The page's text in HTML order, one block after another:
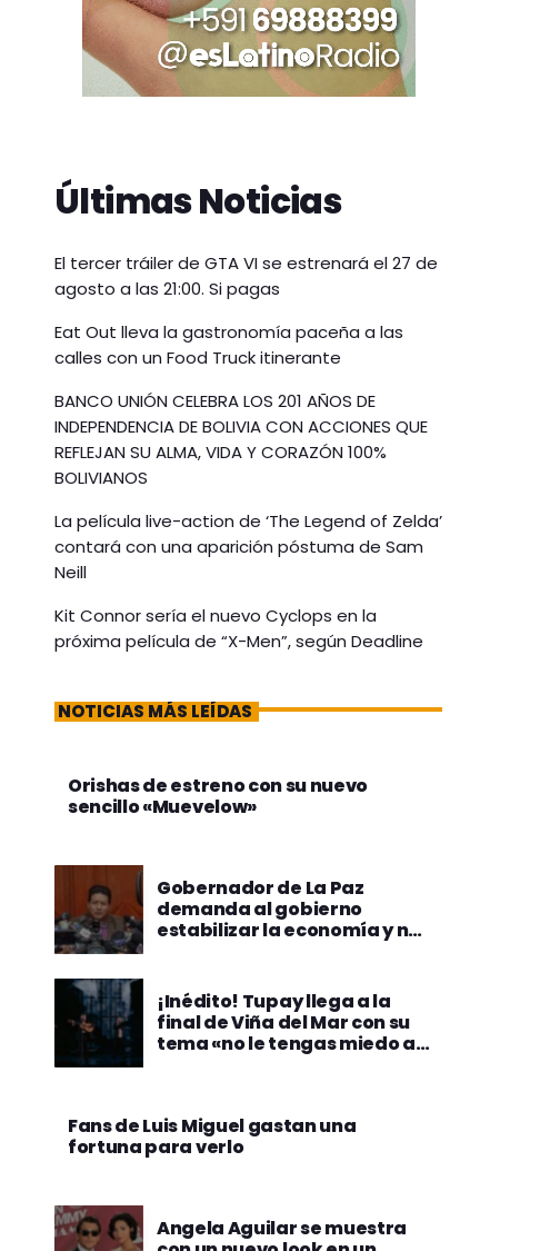
Últimas Noticias
El tercer tráiler de GTA VI se estrenará el 27 de
agosto a las 21:00. Si pagas
Eat Out lleva la gastronomía paceña a las
calles con un Food Truck itinerante
BANCO UNIÓN CELEBRA LOS 201 AÑOS DE
INDEPENDENCIA DE BOLIVIA CON ACCIONES QUE
REFLEJAN SU ALMA, VIDA Y CORAZÓN 100%
BOLIVIANOS
La película live-action de ‘The Legend of Zelda’
contará con una aparición póstuma de Sam
Neill
Kit Connor sería el nuevo Cyclops en la
próxima película de “X-Men”, según Deadline
NOTICIAS MÁS LEÍDAS
Orishas de estreno con su nuevo
sencillo «Muevelow»
Gobernador de La Paz
demanda al gobierno
estabilizar la economía y no
¡Inédito! Tupay llega a la
final de Viña del Mar con su
tema «no le tengas miedo a
Fans de Luis Miguel gastan una
fortuna para verlo
Angela Aguilar se muestra